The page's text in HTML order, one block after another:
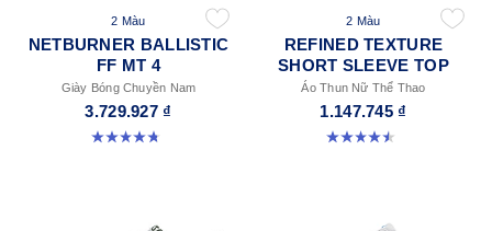
2 Màu
NETBURNER BALLISTIC
FF MT 4
Giày Bóng Chuyền Nam
3.729.927 ₫
4.8 trong số 5 sao. 4 đánh giá
2 Màu
REFINED TEXTURE
SHORT SLEEVE TOP
Áo Thun Nữ Thể Thao
1.147.745 ₫
4.5 trong số 5 sao. 2 đánh giá